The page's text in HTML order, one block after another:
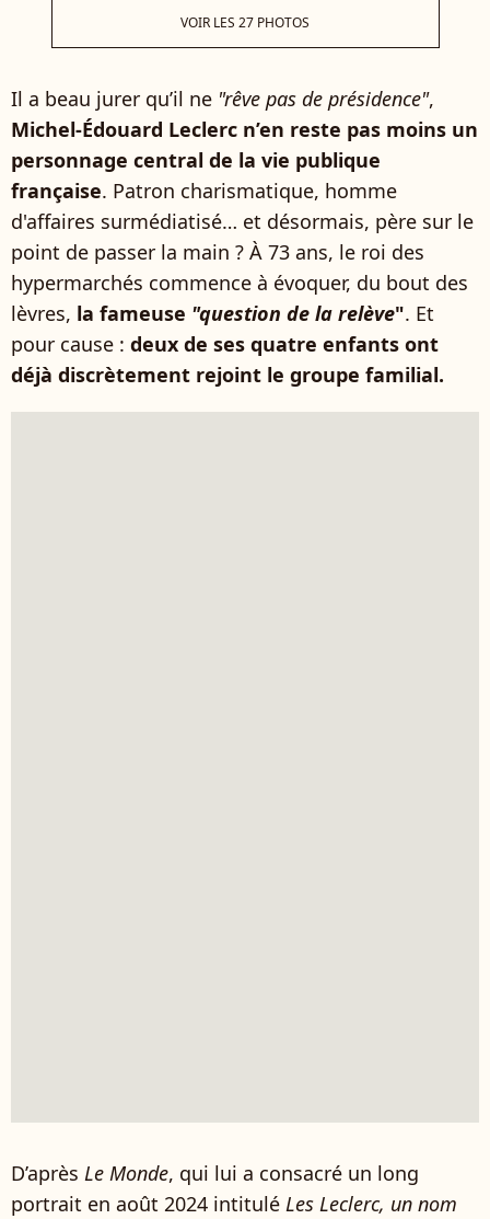
VOIR LES 27 PHOTOS
Il a beau jurer qu’il ne "rêve pas de présidence",
Michel-Édouard Leclerc n’en reste pas moins un
personnage central de la vie publique
française. Patron charismatique, homme
d'affaires surmédiatisé… et désormais, père sur le
point de passer la main ? À 73 ans, le roi des
hypermarchés commence à évoquer, du bout des
lèvres, la fameuse "question de la relève". Et
pour cause : deux de ses quatre enfants ont
déjà discrètement rejoint le groupe familial.
D’après Le Monde, qui lui a consacré un long
portrait en août 2024 intitulé Les Leclerc, un nom